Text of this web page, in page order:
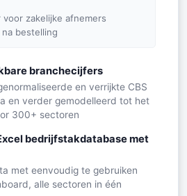
zakelijke afnemers
bestelling
branchecijfers
en verrijkte CBS
en verder gemodelleerd tot het
300+ sectoren
bedrijfstakdatabase met
met eenvoudig te gebruiken
alle sectoren in één